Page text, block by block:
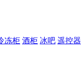
冻柜 酒柜 冰吧 遥控器